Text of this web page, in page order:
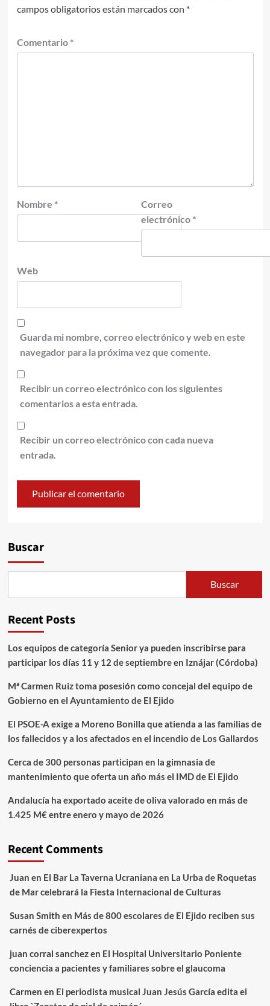
campos obligatorios están marcados con *
Comentario *
Nombre *
Correo
electrónico *
Web
Guarda mi nombre, correo electrónico y web en este
navegador para la próxima vez que comente.
Recibir un correo electrónico con los siguientes
comentarios a esta entrada.
Recibir un correo electrónico con cada nueva
entrada.
Buscar
Buscar
Recent Posts
Los equipos de categoría Senior ya pueden inscribirse para
participar los días 11 y 12 de septiembre en Iznájar (Córdoba)
Mª Carmen Ruiz toma posesión como concejal del equipo de
Gobierno en el Ayuntamiento de El Ejido
El PSOE-A exige a Moreno Bonilla que atienda a las familias de
los fallecidos y a los afectados en el incendio de Los Gallardos
Cerca de 300 personas participan en la gimnasia de
mantenimiento que oferta un año más el IMD de El Ejido
Andalucía ha exportado aceite de oliva valorado en más de
1.425 M€ entre enero y mayo de 2026
Recent Comments
Juan en El Bar La Taverna Ucraniana en La Urba de Roquetas
de Mar celebrará la Fiesta Internacional de Culturas
Susan Smith en Más de 800 escolares de El Ejido reciben sus
carnés de ciberexpertos
juan corral sanchezen El Hospital Universitario Poniente
conciencia a pacientes y familiares sobre el glaucoma
Carmen en El periodista musical Juan Jesús García edita el